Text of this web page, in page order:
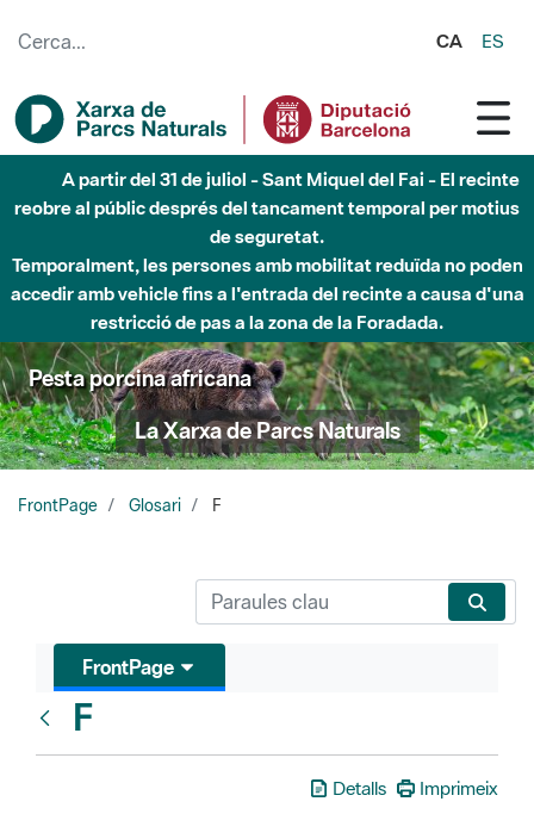
CA ES
A partir del 31 de juliol - Sant Miquel del Fai - El recinte
reobre al públic després del tancament temporal per motius
de seguretat.
Temporalment, les persones amb mobilitat reduïda no poden
accedir amb vehicle fins a l'entrada del recinte a causa d'una
restricció de pas a la zona de la Foradada.
Pesta porcina africana
La Xarxa de Parcs Naturals
FrontPage Glosari F
FrontPage
F
Detalls Imprimeix